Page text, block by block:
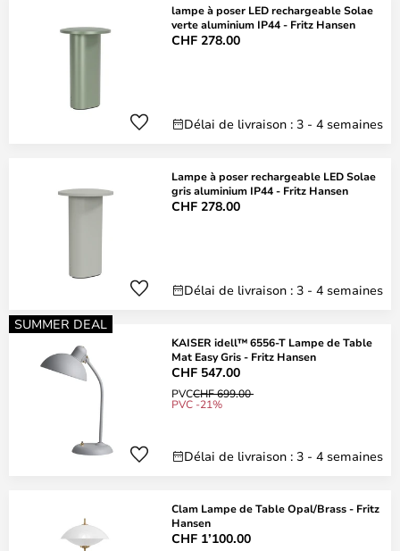
lampe à poser LED rechargeable Solae
verte aluminium IP44 - Fritz Hansen
CHF 278.00
Délai de livraison : 3 - 4 semaines
Lampe à poser rechargeable LED Solae
gris aluminium IP44 - Fritz Hansen
CHF 278.00
Délai de livraison : 3 - 4 semaines
SUMMER DEAL
KAISER idell™ 6556-T Lampe de Table
Mat Easy Gris - Fritz Hansen
CHF 547.00
PVCCHF 699.00
PVC -21%
Délai de livraison : 3 - 4 semaines
Clam Lampe de Table Opal/Brass - Fritz
Hansen
CHF 1’100.00